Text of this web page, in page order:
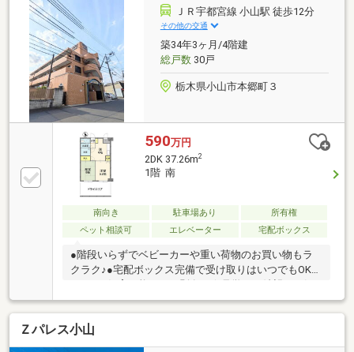
辺環境◆・ハーヴェストウォーク 約７５０ｍ （ヨ
ークベニマル・マツモトキヨシ・ダイソー・無印良
品・ケーズデンキ・スポーツデポ他）映画館や飲食店
揃う複合施設・セブンイレブン小山若木町店まで約２
１０ｍ・若木町小学校まで約４３８ｍ※告知事項
ＪＲ宇都宮線 小山駅 徒歩12分
その他の交通
築34年3ヶ月/4階建
総戸数30戸
栃木県小山市本郷町３
590万円
2DK 37.26m2
1階 南
南向き 駐車場あり
所有権
ペット相談可
エレベーター 宅配ボックス
●階段いらずでベビーカーや重い荷物のお買い物もラ
クラク♪●宅配ボックス完備で受け取りはいつでもOK！
●ペット飼育可能！（細則有）☆見学のご希望はお気
軽にお問い合わせください♪☆リフォーム・リノベー
ションも弊社でご提案いたします。また、リフォーム
等も住宅ローンに含めて借り入れ可能ですのでご相談
下さい！☆住宅ローンのご不安や、資金計画等のご相
Ｚパレス小山